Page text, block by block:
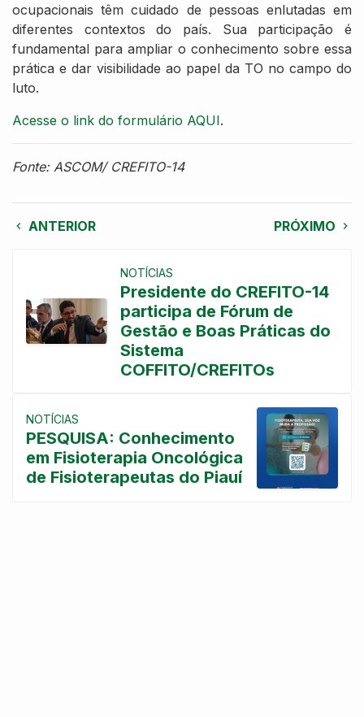
ocupacionais têm cuidado de pessoas enlutadas em
diferentes contextos do país. Sua participação é
fundamental para ampliar o conhecimento sobre essa
prática e dar visibilidade ao papel da TO no campo do
luto.
Acesse o link do formulário AQUI.
Fonte: ASCOM/ CREFITO-14
ANTERIOR PRÓXIMO
NOTÍCIAS
Presidente do CREFITO-14
participa de Fórum de
Gestão e Boas Práticas do
Sistema
COFFITO/CREFITOs
NOTÍCIAS
PESQUISA: Conhecimento
em Fisioterapia Oncológica
de Fisioterapeutas do Piauí